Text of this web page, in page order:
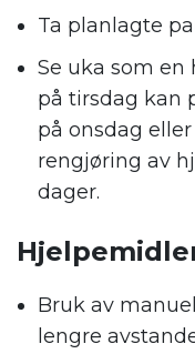
Ta planlagte
Se uka som en
på tirsdag kan
på onsdag
rengjøring av
dager.
Bruk av
lengre